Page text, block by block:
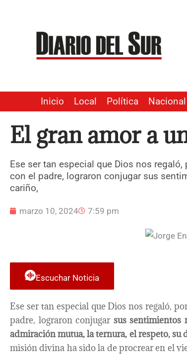
contenido
Inicio Local Política Nacional
El gran amor a
Ese ser tan especial que Dios nos
con el padre, lograron conjugar sus
cariño,
marzo 10, 2024 7:59 pm
Escuchar Noticia
Ese ser tan especial que Dios nos regaló,
padre, lograron conjugar sus sentimientos
admiración mutua, la ternura, el respeto,
misión divina ha sido la de procrear en el